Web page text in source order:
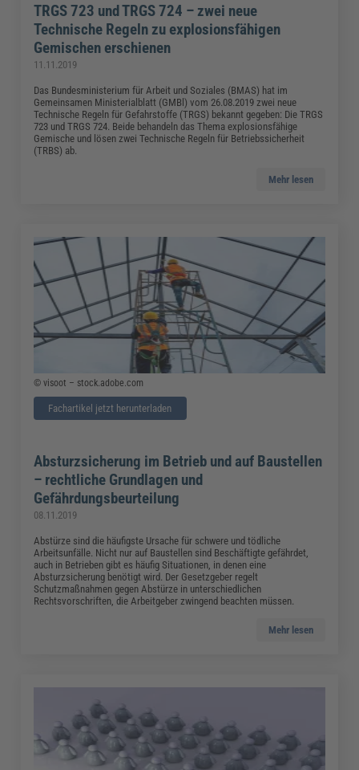
TRGS 723 und TRGS 724 – zwei neue
Technische Regeln zu explosionsfähigen
Gemischen erschienen
11.11.2019
Das Bundesministerium für Arbeit und Soziales (BMAS) hat im
Gemeinsamen Ministerialblatt (GMBl) vom 26.08.2019 zwei neue
Technische Regeln für Gefahrstoffe (TRGS) bekannt gegeben: Die TRGS
723 und TRGS 724. Beide behandeln das Thema explosionsfähige
Gemische und lösen zwei Technische Regeln für Betriebssicherheit
(TRBS) ab.
Mehr lesen
© visoot – stock.adobe.com
Fachartikel jetzt herunterladen
Absturzsicherung im Betrieb und auf Baustellen
– rechtliche Grundlagen und
Gefährdungsbeurteilung
08.11.2019
Abstürze sind die häufigste Ursache für schwere und tödliche
Arbeitsunfälle. Nicht nur auf Baustellen sind Beschäftigte gefährdet,
auch in Betrieben gibt es häufig Situationen, in denen eine
Absturzsicherung benötigt wird. Der Gesetzgeber regelt
Schutzmaßnahmen gegen Abstürze in unterschiedlichen
Rechtsvorschriften, die Arbeitgeber zwingend beachten müssen.
Mehr lesen